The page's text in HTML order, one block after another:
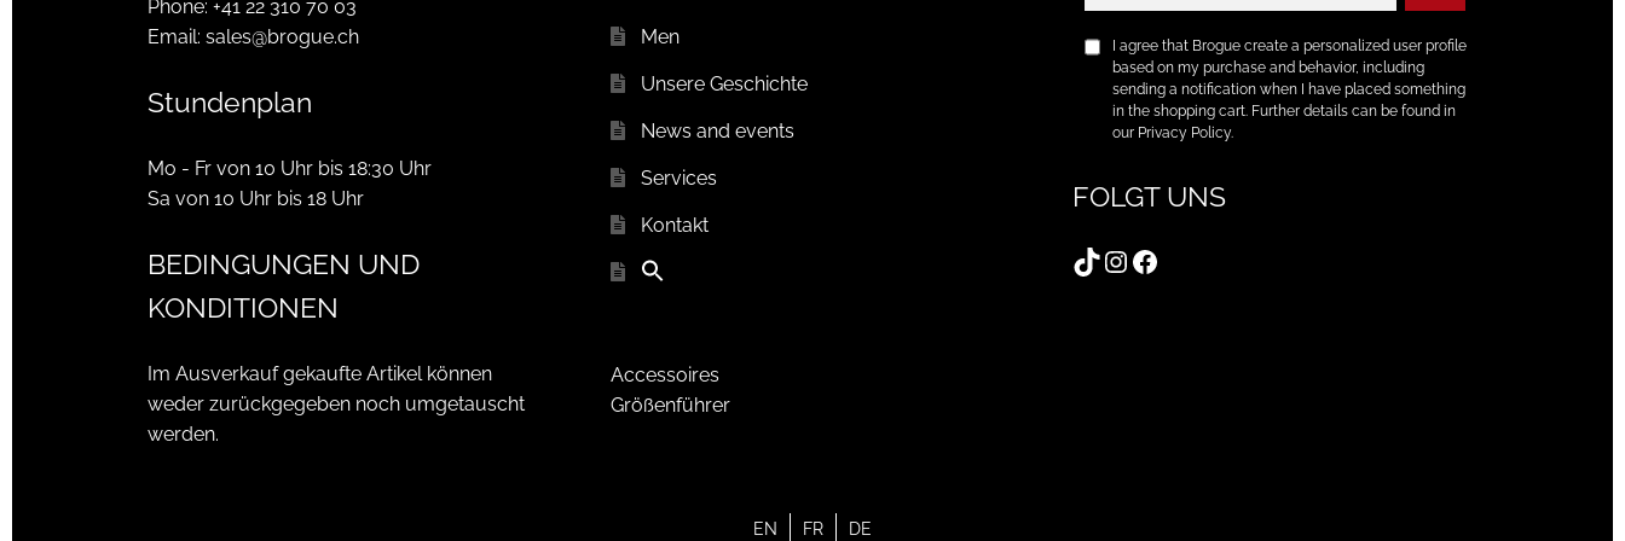
Phone: +41 22 310 70 03
Email: sales@brogue.ch
Stundenplan
Mo - Fr von 10 Uhr bis 18:30 Uhr
Sa von 10 Uhr bis 18 Uhr
BEDINGUNGEN UND
KONDITIONEN
Im Ausverkauf gekaufte Artikel können
weder zurückgegeben noch umgetauscht
werden.
Men
Unsere Geschichte
News and events
Services
Kontakt
Accessoires
Größenführer
I agree that Brogue create a personalized user profile
based on my purchase and behavior, including
sending a notification when I have placed something
in the shopping cart. Further details can be found in
our Privacy Policy.
FOLGT UNS
TikTok
Instagram
Facebook
EN FR DE